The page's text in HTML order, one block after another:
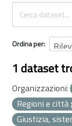
INFORMAZIONI
Ordina per
1 dataset
Organizzazioni:
Regioni e città
Giustizia,